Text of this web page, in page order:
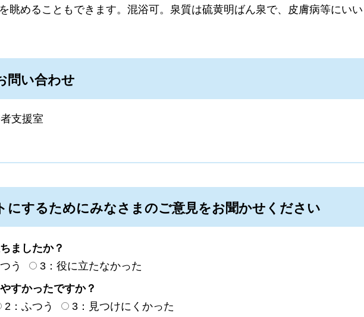
眺めることもできます。混浴可。泉質は硫黄明ばん泉で、皮膚病等にい
問い合わせ
支援室
にするためにみなさまのご意見をお聞かせください
ましたか？
う
3：役に立たなかった
すかったですか？
2：ふつう 3：見つけにくかった